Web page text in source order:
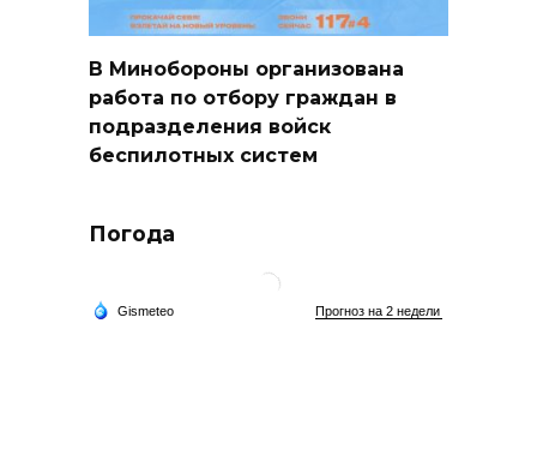
В Минобороны организована
работа по отбору граждан в
подразделения войск
беспилотных систем
Погода